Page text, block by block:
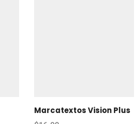
Marcatextos Vision Plus